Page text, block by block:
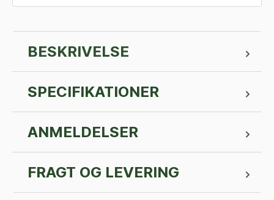
BESKRIVELSE
SPECIFIKATIONER
ANMELDELSER
FRAGT OG LEVERING